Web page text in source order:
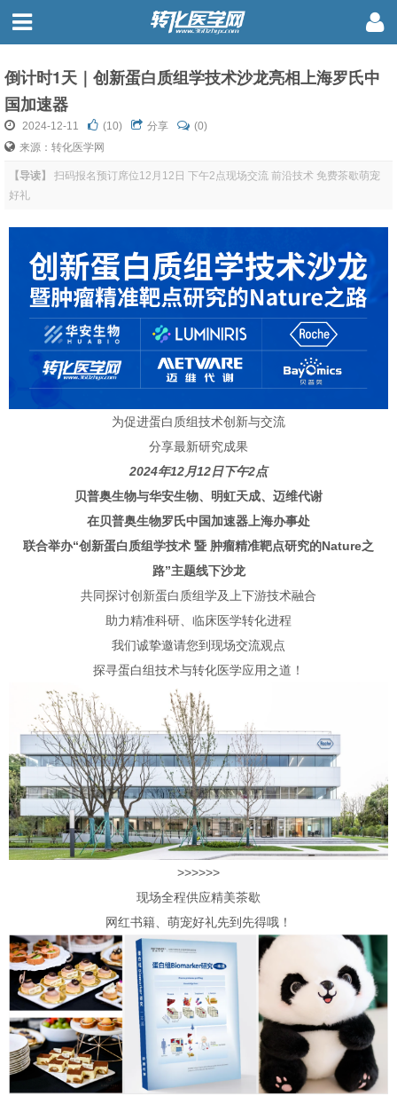
倒计时1天｜创新蛋白质组学技术沙龙亮相上海罗氏中
国加速器
2024-12-11 (10) 分享
(0)
来源：转化医学网
【导读】
扫码报名预订席位12月12日 下午2点现场交流 前沿技术 免费茶歇萌宠
好礼
为促进蛋白质组技术创新与交流
分享最新研究成果
2024年12月12日下午2点
贝普奥生物与华安生物、明虹天成、迈维代谢
在贝普奥生物罗氏中国加速器上海办事处
联合举办“创新蛋白质组学技术 暨 肿瘤精准靶点研究的Nature之
路”主题线下沙龙
共同探讨创新蛋白质组学及上下游技术融合
助力精准科研、临床医学转化进程
我们诚挚邀请您到现场交流观点
探寻蛋白组技术与转化医学应用之道！
>>>>>>
现场全程供应精美茶歇
网红书籍、萌宠好礼先到先得哦！